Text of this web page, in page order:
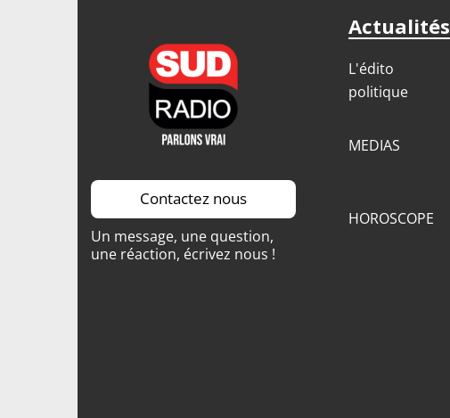
Contactez nous
Un message, une question,
une réaction, écrivez nous !
Actualités
L'édito
politique
MEDIAS
HOROSCOPE